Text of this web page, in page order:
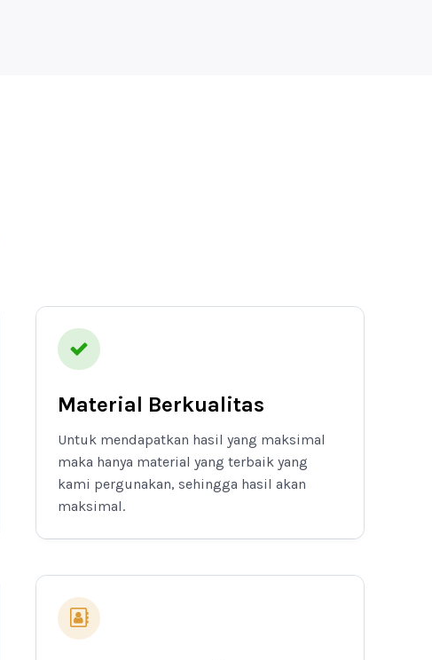
Material Berkualitas
Untuk mendapatkan hasil yang maksimal
maka hanya material yang terbaik yang
kami pergunakan, sehingga hasil akan
maksimal.